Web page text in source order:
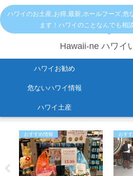
ハワイのお土産,お得,最新,ホールフーズ,危
ます！ハワイのことなんでも相
Hawaii-ne ハワイ
ハワイお勧め
危ないハワイ情報
ハワイ土産
おすすめ情報 おす